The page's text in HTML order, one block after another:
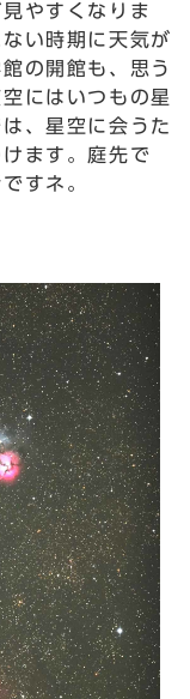
やすくなりま
い時期に天気が
の開館も、思う
にはいつもの星
、星空に会うた
ます。庭先で
すネ。